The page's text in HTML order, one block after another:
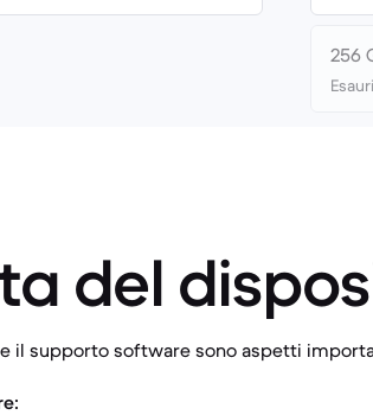
256
del
il supporto software sono aspetti